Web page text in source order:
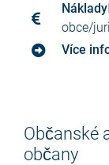
Náklady
obce/
Více
Občanské
občany